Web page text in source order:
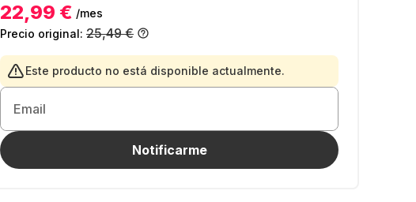
22,99 € /mes
Precio original: 25,49 €
Este producto no está disponible actualmente.
Email
Notificarme